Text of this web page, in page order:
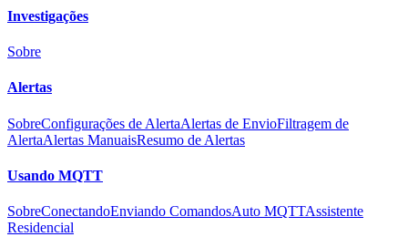
Investigações
Sobre
Alertas
SobreConfigurações de AlertaAlertas de EnvioFiltragem de
AlertaAlertas ManuaisResumo de Alertas
Usando MQTT
SobreConectandoEnviando ComandosAuto MQTTAssistente
Residencial